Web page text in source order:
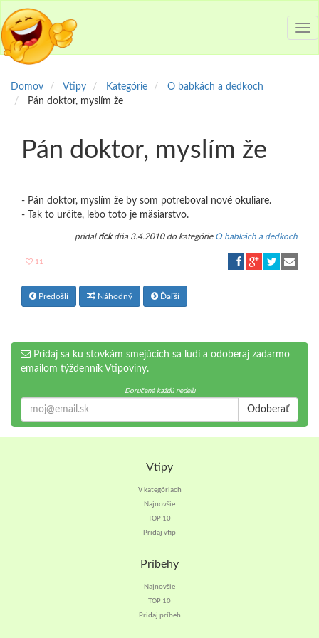
Domov Vtipy Kategórie
O babkách a dedkoch
Pán doktor, myslím že
Pán doktor, myslím že
- Pán doktor, myslím že by som potreboval nové okuliare.
- Tak to určite, lebo toto je mäsiarstvo.
pridal rickdňa 3.4.2010 do kategórie O babkách a dedkoch
11
Predošlí Náhodný Ďaľší
Pridaj sa ku stovkám smejúcich sa ľudí a odoberaj zadarmo
emailom týždenník Vtipoviny.
Doručené každú nedeľu
Odoberať
Vtipy
V kategóriach
Najnovšie
TOP 10
Pridaj vtip
Príbehy
Najnovšie
TOP 10
Pridaj príbeh